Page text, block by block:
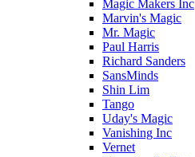
Magic Makers Inc
Marvin's Magic
Mr. Magic
Paul Harris
Richard Sanders
SansMinds
Shin Lim
Tango
Uday's Magic
Vanishing Inc
Vernet